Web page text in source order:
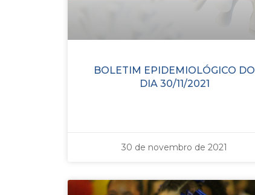
BOLETIM EPIDEMIOLÓGICO DO
DIA 30/11/2021
30 de novembro de 2021